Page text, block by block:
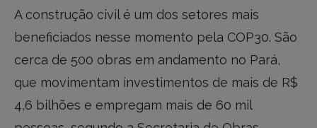
A construção civil é um dos setores mais
beneficiados nesse momento pela COP30. São
cerca de 500 obras em andamento no Pará,
que movimentam investimentos de mais de R$
4,6 bilhões e empregam mais de 60 mil